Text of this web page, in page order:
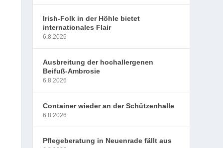
Irish-Folk in der Höhle bietet
internationales Flair
6.8.2026
Ausbreitung der hochallergenen
Beifuß-Ambrosie
6.8.2026
Container wieder an der Schützenhalle
6.8.2026
Pflegeberatung in Neuenrade fällt aus